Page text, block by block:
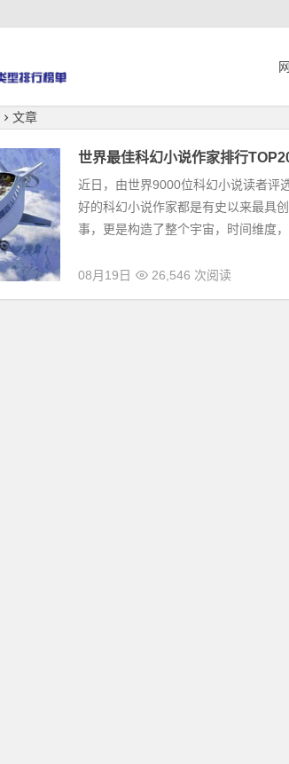
文章
世界最佳科幻小说作家排行
近日，由世界9000位科幻小说读者评
好的科幻小说作家都是有史以来最具
事，更是构造了整个宇宙，时间维度，
08月19日 26,546 次阅读